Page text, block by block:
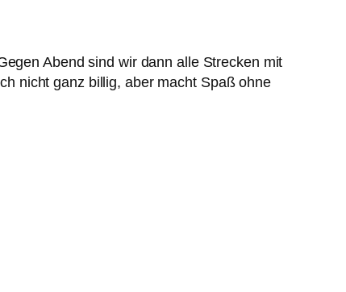
Abend sind wir dann alle Strecken mit
nicht ganz billig, aber macht Spaß ohne